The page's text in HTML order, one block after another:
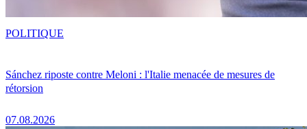
Sánchez riposte contre Meloni : l'Italie menacée de mesures de
rétorsion
07.08.2026
POLITIQUE